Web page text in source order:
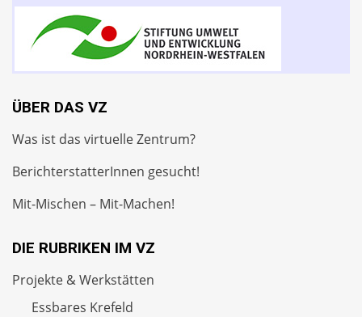
ÜBER DAS VZ
Was ist das virtuelle Zentrum?
BerichterstatterInnen gesucht!
Mit-Mischen – Mit-Machen!
DIE RUBRIKEN IM VZ
Projekte & Werkstätten
Essbares Krefeld